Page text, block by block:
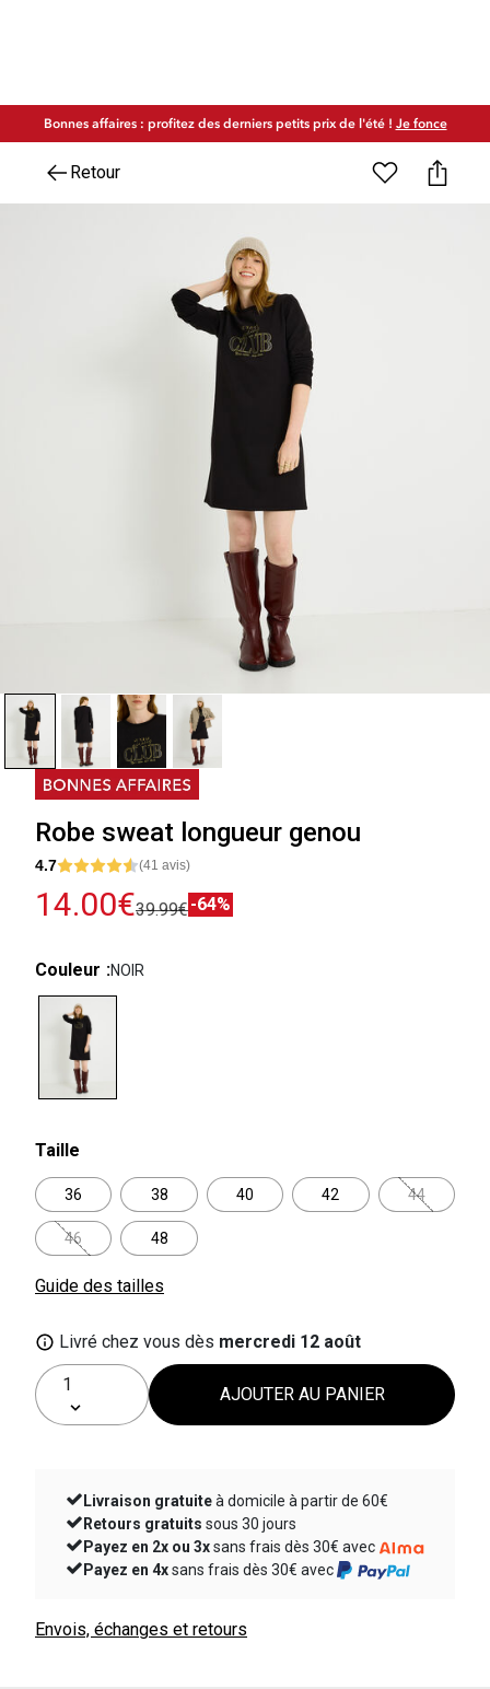
Bonnes affaires : profitez des derniers petits prix de l'été ! Je fonce
Retour
Robe sweat longueur genou
4.7 (41 avis)
14.00€39.99€-64%
Couleur NOIR
Taille
36 38 40 42 44
46 48
Guide des tailles
Livré chez vous dès mercredi 12 août
AJOUTER AU PANIER
Livraison gratuite
à domicile à partir de 60€
Retours gratuits
sous 30 jours
Payez en 2x ou 3x
sans frais dès 30€ avec
Payez en 4x
sans frais dès 30€ avec
Envois, échanges et retours